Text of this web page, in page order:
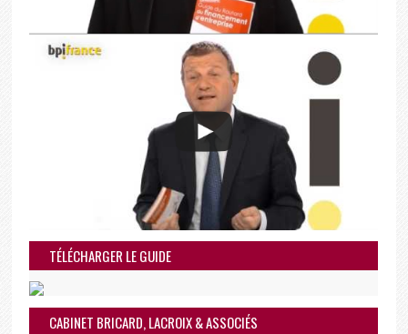
TÉLÉCHARGER LE GUIDE
CABINET BRICARD, LACROIX & ASSOCIÉS